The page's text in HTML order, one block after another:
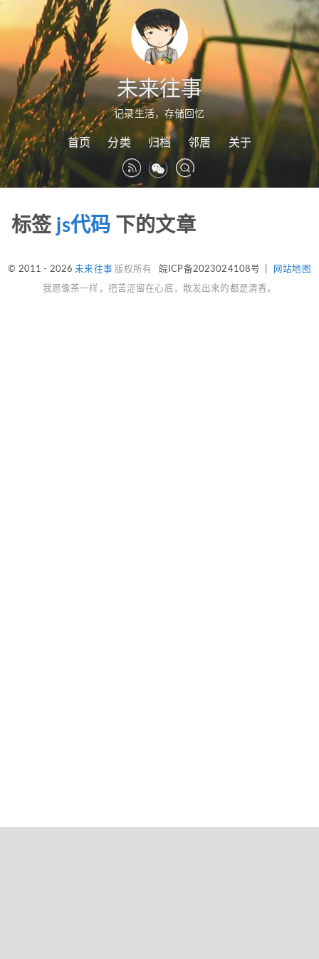
未来往事
记录生活，存储回忆
首页 分类 归档 邻居 关于
标签 js代码下的文章
© 2011 - 2026未来往事 版权所有 皖ICP备2023024108号 网站地图
我愿像茶一样，把苦涩留在心底，散发出来的都是清香。